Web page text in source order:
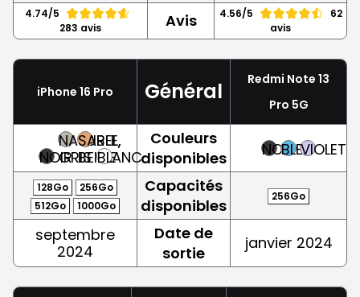
4.74/5
283 avis
Avis 4.56/5
62
avis
iPhone 16 Pro Général
Redmi Note 13
Pro 5G
NOIR
NATUREL,
GRIS
SABLE,
BEIGEBLANC
Couleurs
disponibles
NOIRBLEUVIOLET
128Go
256Go
512Go
1000Go
Capacités
disponibles
256Go
septembre
2024
Date de
sortie
janvier 2024